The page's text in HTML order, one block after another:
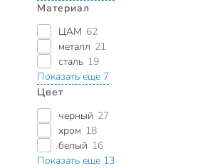
Материал
ЦАМ 62
металл 21
сталь 19
Показать еще 7
Цвет
черный 27
хром 18
белый 16
Показать еще 13